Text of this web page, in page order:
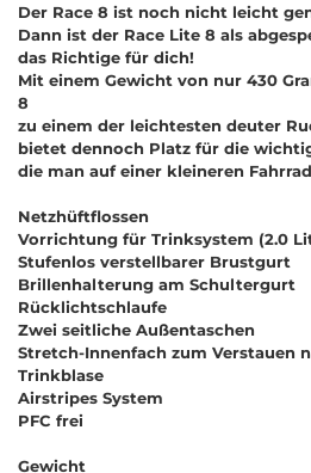
Der Race 8 ist noch nicht leicht
Dann ist der Race Lite 8 als
das Richtige für dich!
Mit einem Gewicht von nur 430
8
zu einem der leichtesten deuter
bietet dennoch Platz für die
die man auf einer kleineren
Netzhüftflossen
Vorrichtung für Trinksystem (2.0
Stufenlos verstellbarer Brustgurt
Brillenhalterung am Schultergurt
Rücklichtschlaufe
Zwei seitliche Außentaschen
Stretch-Innenfach zum Verstauen
Trinkblase
Airstripes System
PFC frei
Gewicht